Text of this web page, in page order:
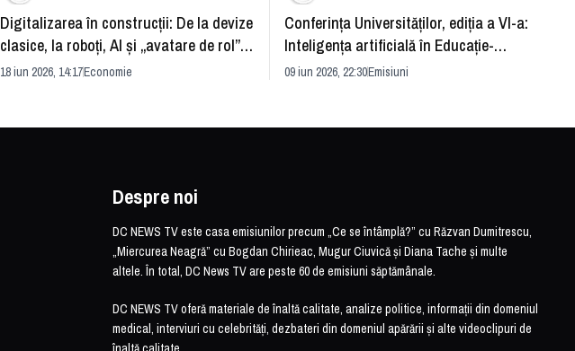
Digitalizarea în construcții: De la devize
clasice, la roboți, AI și „avatare de rol”.
România și redefinirea industriei
18 iun 2026, 14:17Economie
Conferința Universităților, ediția a VI-a:
Inteligența artificială în Educație-
soluție sau problemă?
09 iun 2026, 22:30Emisiuni
Despre noi
DC NEWS TV este casa emisiunilor precum „Ce se întâmplă?” cu Răzvan Dumitrescu,
„Miercurea Neagră” cu Bogdan Chirieac, Mugur Ciuvică și Diana Tache și multe
altele. În total, DC News TV are peste 60 de emisiuni săptămânale.
DC NEWS TV oferă materiale de înaltă calitate, analize politice, informații din domeniul
medical, interviuri cu celebrități, dezbateri din domeniul apărării și alte videoclipuri de